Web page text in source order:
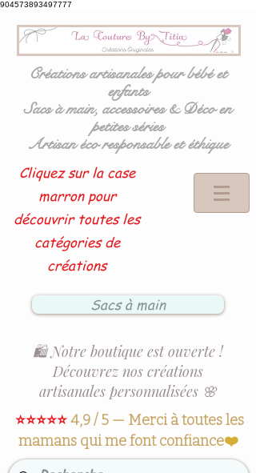
904573893497777
Créations artisanales pour bébé et
enfants
Sacs à main, accessoires & Déco en
petites séries
Artisan éco responsable et éthique
Cliquez sur la case
marron pour
découvrir toutes les
catégories de
créations
Sacs à main
🛍️ Notre boutique est ouverte !
Découvrez nos créations
artisanales personnalisées 🌸
⭐⭐⭐⭐⭐4,9 / 5 — Merci à toutes les
mamans qui me font confiance❤️